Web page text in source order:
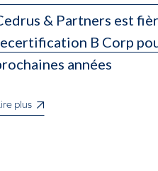
& Partners est
B Corp
années
plus